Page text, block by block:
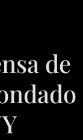
de